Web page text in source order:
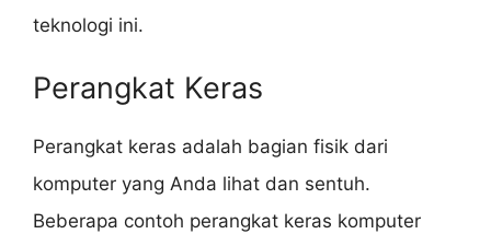
teknologi ini.
Perangkat Keras
Perangkat keras adalah bagian fisik dari
komputer yang Anda lihat dan sentuh.
Beberapa contoh perangkat keras komputer